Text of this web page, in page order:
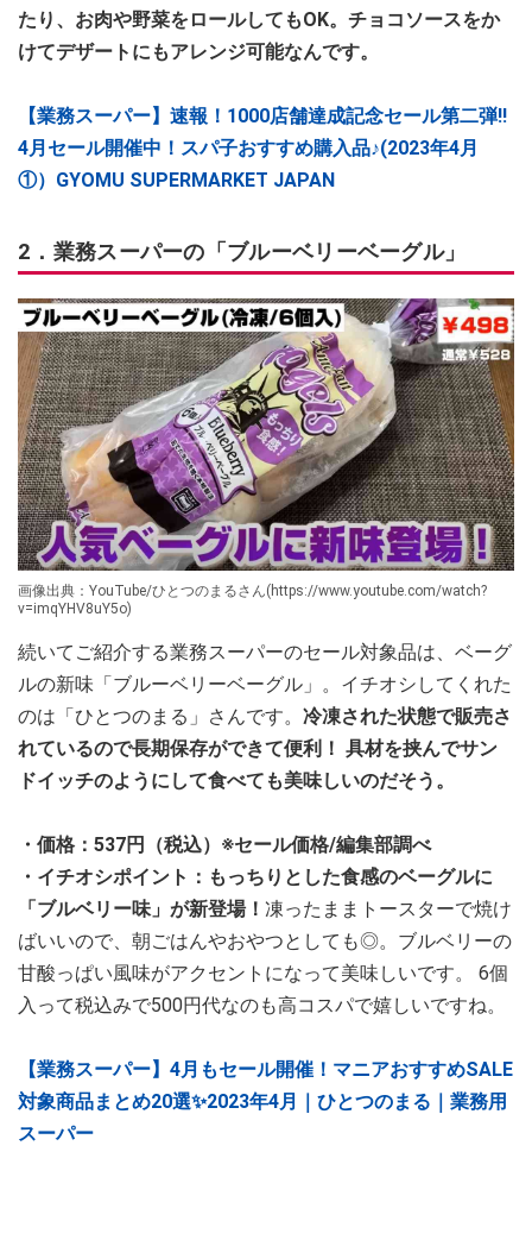
たり、お肉や野菜をロールしてもOK。チョコソースをか
けてデザートにもアレンジ可能なんです。
【業務スーパー】速報！1000店舗達成記念セール第二弾‼
4月セール開催中！スパ子おすすめ購入品♪(2023年4月
①）GYOMU SUPERMARKET JAPAN
2．業務スーパーの「ブルーベリーベーグル」
画像出典：YouTube/ひとつのまるさん(https://www.youtube.com/watch?
v=imqYHV8uY5o)
続いてご紹介する業務スーパーのセール対象品は、ベーグ
ルの新味「ブルーベリーベーグル」。イチオシしてくれた
のは「ひとつのまる」さんです。 冷凍された状態で販売さ
れているので長期保存ができて便利！ 具材を挟んでサン
ドイッチのようにして食べても美味しいのだそう。
・価格：537円（税込）※セール価格/編集部調べ
・イチオシポイント：もっちりとした食感のベーグルに
「ブルベリー味」が新登場！ 凍ったままトースターで焼け
ばいいので、朝ごはんやおやつとしても◎。ブルベリーの
甘酸っぱい風味がアクセントになって美味しいです。 6個
入って税込みで500円代なのも高コスパで嬉しいですね。
【業務スーパー】4月もセール開催！マニアおすすめSALE
対象商品まとめ20選✨2023年4月｜ひとつのまる｜業務用
スーパー